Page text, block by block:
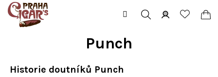
Přejít
Punch
Historie doutníků Punch